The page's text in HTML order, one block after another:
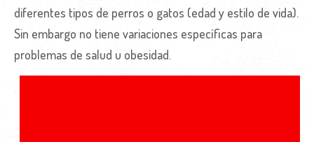
diferentes tipos de perros o gatos (edad y estilo de vida).
Sin embargo no tiene variaciones específicas para
problemas de salud u obesidad.